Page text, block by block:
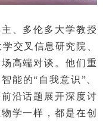
、多伦多大学教授
交叉信息研究院、
高端对谈。他们重
能的“自我意识”、
沿话题展开深度讨
学一样，都是在创